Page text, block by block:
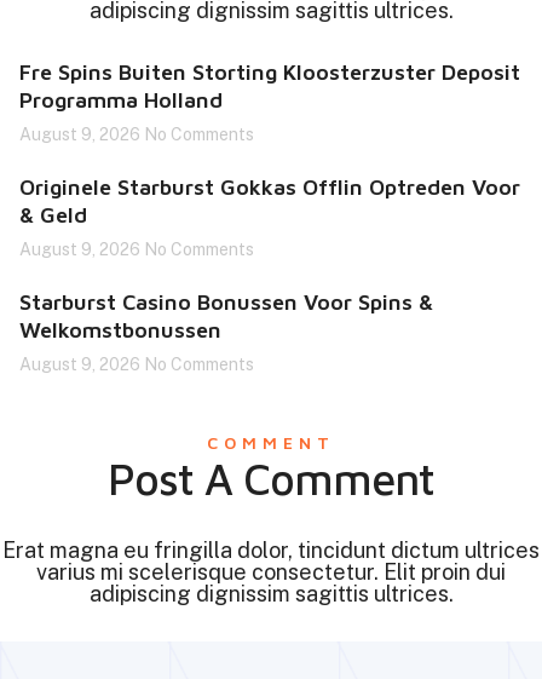
adipiscing dignissim sagittis ultrices.
Fre Spins Buiten Storting Kloosterzuster Deposit
Programma Holland
August 9, 2026 No Comments
Originele Starburst Gokkas Offlin Optreden Voor
& Geld
August 9, 2026 No Comments
Starburst Casino Bonussen Voor Spins &
Welkomstbonussen
August 9, 2026 No Comments
COMMENT
Post A Comment
Erat magna eu fringilla dolor, tincidunt dictum ultrices
varius mi scelerisque consectetur. Elit proin dui
adipiscing dignissim sagittis ultrices.